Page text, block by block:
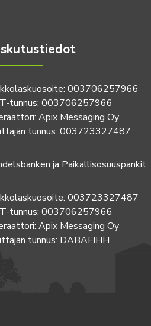
003706257966
tunnus: 003706257966
Apix Messaging Oy
tunnus: 003723327487
ja Paikallisosuuspankit:
003723327487
tunnus: 003706257966
Apix Messaging Oy
tunnus: DABAFIHH